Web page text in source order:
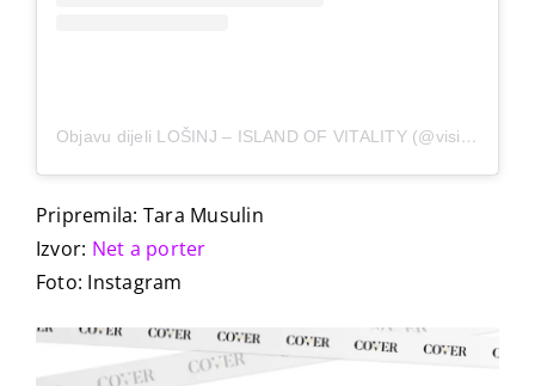
Objavu dijeli LOŠINJ – ISLAND OF VITALITY (@visitlosinj)
Pripremila: Tara Musulin
Izvor: Net a porter
Foto: Instagram